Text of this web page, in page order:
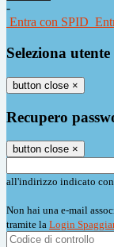
-
Entra con SPID
Seleziona utente
button close ×
Recupero
button close ×
all'indirizzo indicato
Non hai una e-mail
tramite la Login